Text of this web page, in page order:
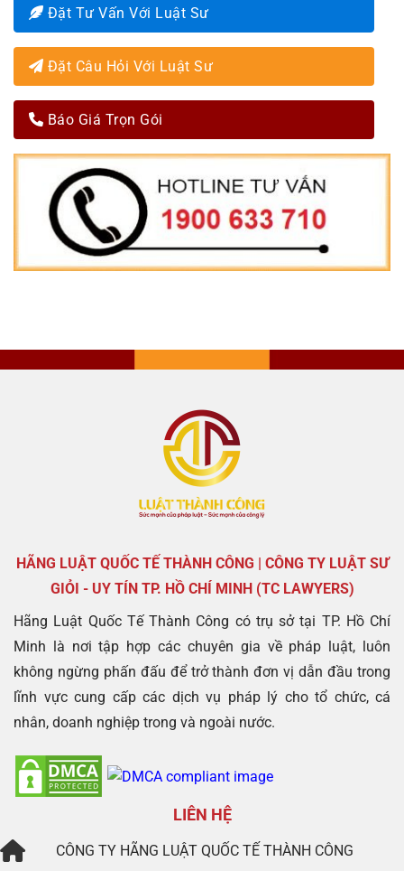
Đặt Tư Vấn Với Luật Sư
Đặt Câu Hỏi Với Luật Sư
Báo Giá Trọn Gói
HÃNG LUẬT QUỐC TẾ THÀNH CÔNG | CÔNG TY LUẬT SƯ
GIỎI - UY TÍN TP. HỒ CHÍ MINH (TC LAWYERS)
Hãng Luật Quốc Tế Thành Công có trụ sở tại TP. Hồ Chí
Minh là nơi tập hợp các chuyên gia về pháp luật, luôn
không ngừng phấn đấu để trở thành đơn vị dẫn đầu trong
lĩnh vực cung cấp các dịch vụ pháp lý cho tổ chức, cá
nhân, doanh nghiệp trong và ngoài nước.
LIÊN HỆ
CÔNG TY HÃNG LUẬT QUỐC TẾ THÀNH CÔNG